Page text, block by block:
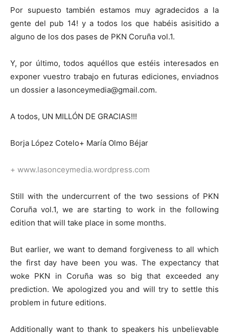
Por supuesto también estamos muy agradecidos a la
gente del pub 14! y a todos los que habéis asisitido a
alguno de los dos pases de PKN Coruña vol.1.
Y, por último, todos aquéllos que estéis interesados en
exponer vuestro trabajo en futuras ediciones, enviadnos
un dossier a lasonceymedia@gmail.com.
A todos, UN MILLÓN DE GRACIAS!!!
Borja López Cotelo+ María Olmo Béjar
+ www.lasonceymedia.wordpress.com
Still with the undercurrent of the two sessions of PKN
Coruña vol.1, we are starting to work in the following
edition that will take place in some months.
But earlier, we want to demand forgiveness to all which
the first day have been you was. The expectancy that
woke PKN in Coruña was so big that exceeded any
prediction. We apologized you and will try to settle this
problem in future editions.
Additionally want to thank to speakers his unbelievable